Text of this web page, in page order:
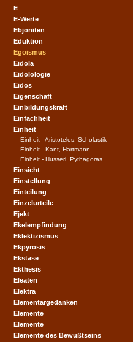
E
E-Werte
Ebjoniten
Eduktion
Egoismus
Eidola
Eidolologie
Eidos
Eigenschaft
Einbildungskraft
Einfachheit
Einheit
Einheit - Aristoteles, Scholastik
Einheit - Kant, Hartmann
Einheit - Husserl, Pythagoras
Einsicht
Einstellung
Einteilung
Einzelurteile
Ejekt
Ekelempfindung
Eklektizismus
Ekpyrosis
Ekstase
Ekthesis
Eleaten
Elektra
Elementargedanken
Elemente
Elemente
Elemente des Bewußtseins